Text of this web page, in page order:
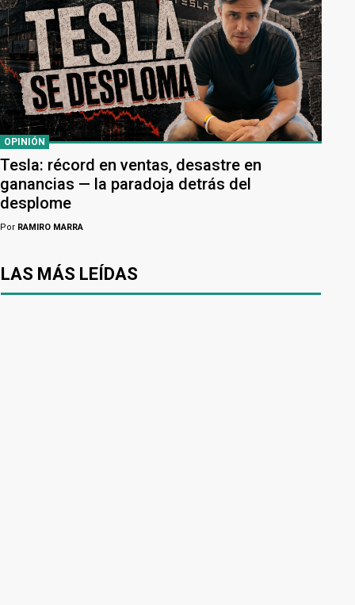
OPINIÓN
Tesla: récord en ventas, desastre en
ganancias — la paradoja detrás del
desplome
Por RAMIRO MARRA
LAS MÁS LEÍDAS